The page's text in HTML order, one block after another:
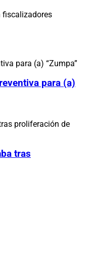
fiscalizadores
para (a)
tras